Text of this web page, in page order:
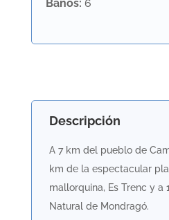
Baños: 6
Descripción
A 7 km del pueblo de
km de la espectacular
mallorquina, Es Trenc y a
Natural de Mondragó.